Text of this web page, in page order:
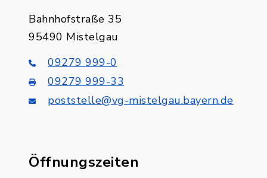
Bahnhofstraße 35
95490 Mistelgau
09279 999-0
09279 999-33
poststelle@vg-mistelgau.bayern.de
Öffnungszeiten